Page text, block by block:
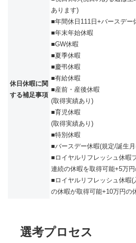
休日休暇に関
する補足事項
あります)
■年間休日111日+バースデー
■年末年始休暇
■GW休暇
■夏季休暇
■慶弔休暇
■有給休暇
■産前・産後休暇
(取得実績あり)
■育児休暇
(取得実績あり)
■特別休暇
■バースデー休暇(規定/誕生
■ロイヤルリフレッシュ休暇
連続の休暇を取得可能+5万
■ロイヤルリフレッシュ休暇
の休暇が取得可能+10万円の
選考プロセス